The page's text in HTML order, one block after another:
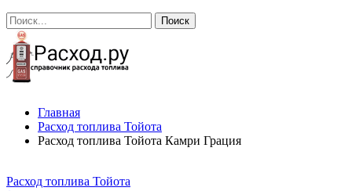
Главная
Расход топлива Тойота
Расход топлива Тойота Камри Грация
Расход топлива Тойота